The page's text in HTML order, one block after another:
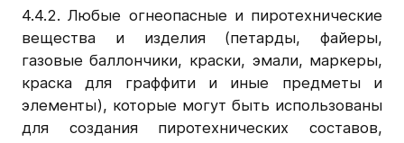
4.4.2. Любые огнеопасные и пиротехнические
вещества и изделия (петарды, файеры,
газовые баллончики, краски, эмали, маркеры,
краска для граффити и иные предметы и
элементы), которые могут быть использованы
для создания пиротехнических составов,